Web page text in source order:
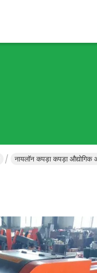
नायलॉन कपड़ा कपड़ा